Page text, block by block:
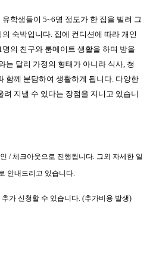
학생들이 5~6명 정도가 한 집을 빌려 그
숙박입니다. 집에 컨디션에 따라 개인
의 친구와 룸메이트 생활을 하며 방을
는 달리 가정의 형태가 아니라 식사, 청
함께 분담하여 생활하게 됩니다. 다양한
지낼 수 있다는 장점을 지니고 있습니
/ 체크아웃으로 진행됩니다. 그외 자세한 일
안내드리고 있습니다.
가 신청할 수 있습니다. (추가비용 발생)